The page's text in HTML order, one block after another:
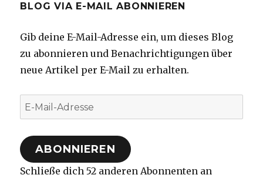
BLOG VIA E-MAIL ABONNIEREN
Gib deine E-Mail-Adresse ein, um dieses Blog
zu abonnieren und Benachrichtigungen über
neue Artikel per E-Mail zu erhalten.
E-
Mail-
Adresse
ABONNIEREN
Schließe dich 52 anderen Abonnenten an